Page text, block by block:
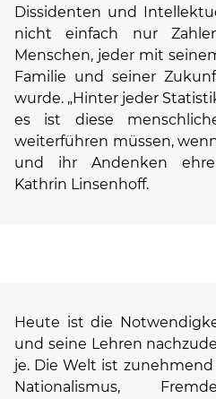
Dissidenten und
nicht einfach nur
Menschen, jeder mit
Familie und seiner
wurde. „Hinter jeder
es ist diese
weiterführen müssen,
und ihr Andenken
Kathrin Linsenhoff.
Heute ist die
und seine Lehren
je. Die Welt ist
Nationalismus,